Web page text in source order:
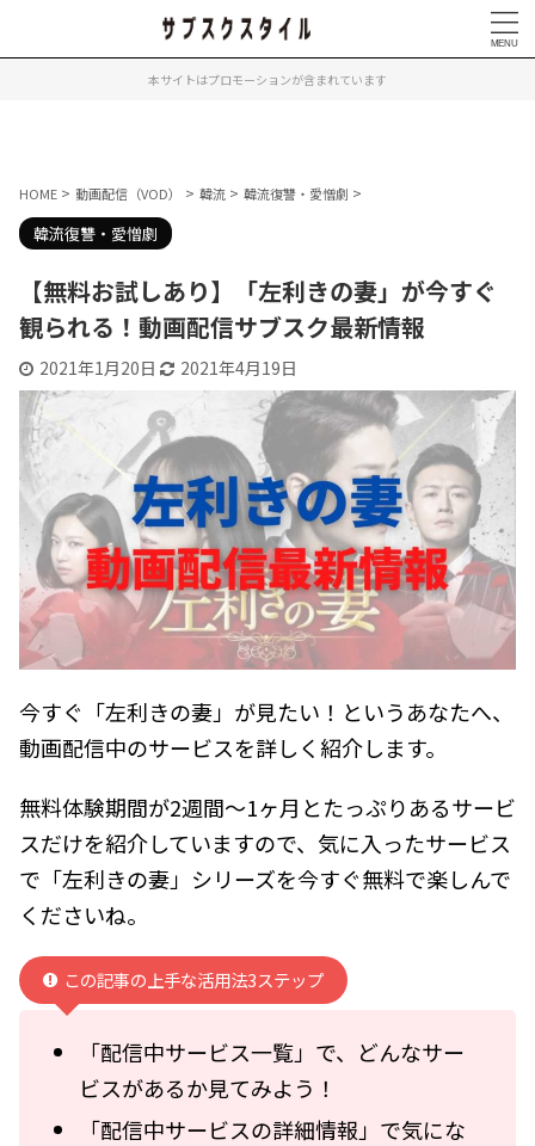
本サイトはプロモーションが含まれています
HOME > 動画配信（VOD） > 韓流 > 韓流復讐・愛憎劇 >
韓流復讐・愛憎劇
【無料お試しあり】「左利きの妻」が今すぐ
観られる！動画配信サブスク最新情報
2021年1月20日 2021年4月19日
今すぐ「左利きの妻」が見たい！というあなたへ、
動画配信中のサービスを詳しく紹介します。
無料体験期間が2週間～1ヶ月とたっぷりあるサービ
スだけを紹介していますので、気に入ったサービス
で「左利きの妻」シリーズを今すぐ無料で楽しんで
くださいね。
この記事の上手な活用法3ステップ
「配信中サービス一覧」で、どんなサー
ビスがあるか見てみよう！
「配信中サービスの詳細情報」で気にな